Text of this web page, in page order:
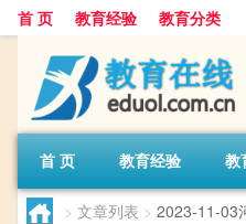
首 页 教育经验 教育分类
首 页 教育经验 教
> 文章列表 > 2023-11-03